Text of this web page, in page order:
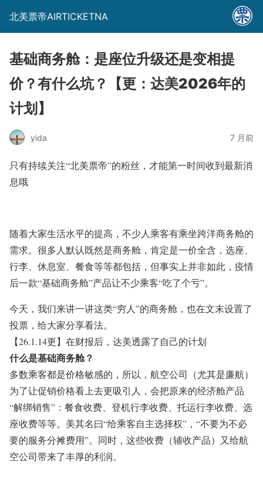
北美票帝AIRTICKETNA
基础商务舱：是座位升级还是变相提
价？有什么坑？【更：达美2026年的
计划】
yida 7 月前
只有持续关注“北美票帝”的粉丝，才能第一时间收到最新消
息哦
随着大家生活水平的提高，不少人乘客有乘坐跨洋商务舱的
需求。很多人默认既然是商务舱，肯定是一价全含，选座、
行李、休息室、餐食等等都包括，但事实上并非如此，疫情
后一款“基础商务舱”产品让不少乘客“吃了个亏”。
今天，我们来讲一讲这类“穷人”的商务舱，也在文末设置了
投票，给大家分享看法。
【26.1.14更】在财报后，达美透露了自己的计划
什么是基础商务舱？
多数乘客都是价格敏感的，所以，航空公司（尤其是廉航）
为了让促销价格看上去更吸引人，会把原来的经济舱产品
“解绑销售”：餐食收费、登机行李收费、托运行李收费、选
座收费等等。美其名曰“给乘客自主选择权”，“不要为不必
要的服务分摊费用”。同时，这些收费（辅收产品）又给航
空公司带来了丰厚的利润。